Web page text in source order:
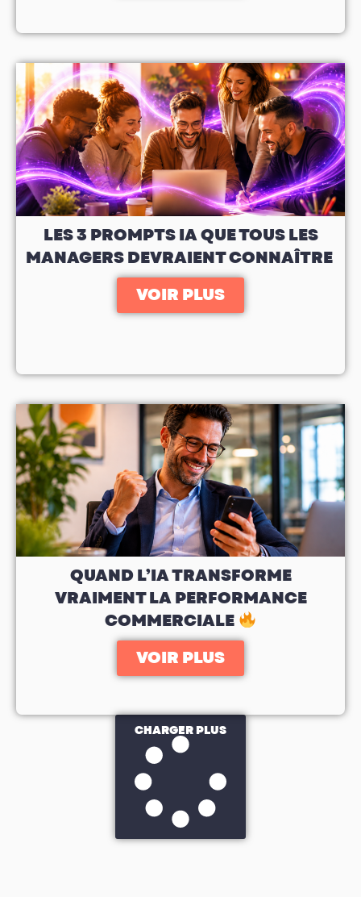
LES 3 PROMPTS IA QUE TOUS LES
MANAGERS DEVRAIENT CONNAÎTRE
VOIR PLUS
QUAND L’IA TRANSFORME
VRAIMENT LA PERFORMANCE
COMMERCIALE
VOIR PLUS
CHARGER PLUS